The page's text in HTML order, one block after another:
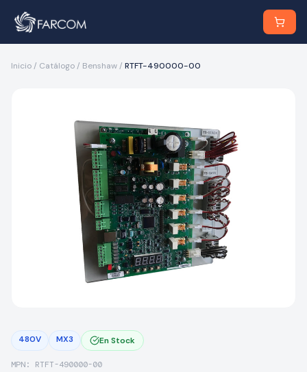
Inicio / Catálogo / Benshaw / RTFT-490000-00
480V MX3 En Stock
MPN: RTFT-490000-00